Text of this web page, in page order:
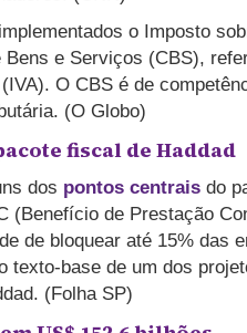
o Imposto
e Serviços (CBS),
O CBS é de
(O Globo)
fiscal de Haddad
dos pontos centrais do
(Benefício de Prestação
de bloquear até 15% das
texto-base de um dos
(Folha SP)